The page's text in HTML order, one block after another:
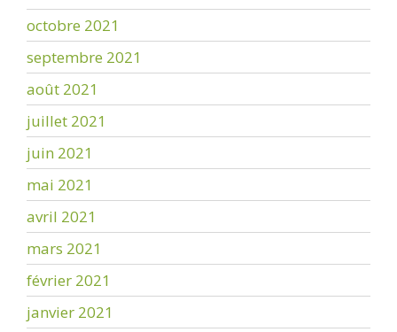
octobre 2021
septembre 2021
août 2021
juillet 2021
juin 2021
mai 2021
avril 2021
mars 2021
février 2021
janvier 2021